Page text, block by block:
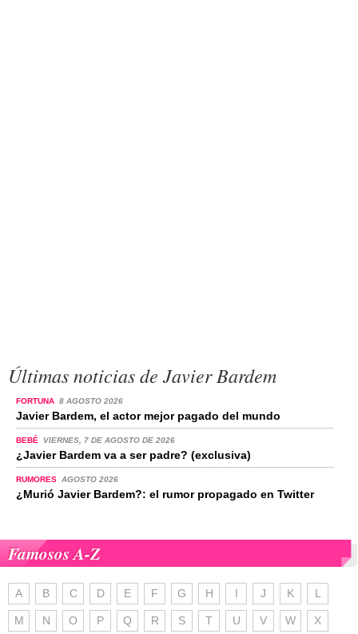
Últimas noticias de Javier Bardem
FORTUNA 8 AGOSTO 2026
Javier Bardem, el actor mejor pagado del mundo
BEBÉ VIERNES, 7 DE AGOSTO DE 2026
¿Javier Bardem va a ser padre? (exclusiva)
RUMORES AGOSTO 2026
¿Murió Javier Bardem?: el rumor propagado en Twitter
Famosos A-Z
A B C D E F G H I J K L
M N O P Q R S T U V W X